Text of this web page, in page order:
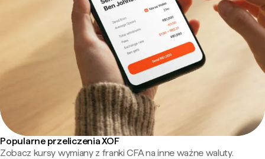
Popularne przeliczenia XOF
Zobacz kursy wymiany z franki CFA na inne ważne waluty.